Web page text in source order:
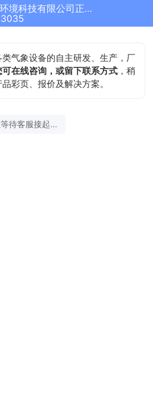
山东天合环境科技有限公司正在为您服务
气象设备的自主研发、生产，厂
可在线咨询，或留下联系方式 ，稍
彩页、报价及解决方案。
待客服接起...